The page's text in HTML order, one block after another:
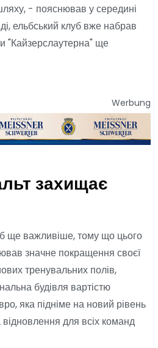
- пояснював у середині
ельбський клуб вже набрав
"Кайзерслаутерна" ще
Werbung
захищає
ще важливіше, тому що цього
значне покращення своєї
тренувальних полів,
будівля вартістю
яка підніме на новий рівень
для всіх команд